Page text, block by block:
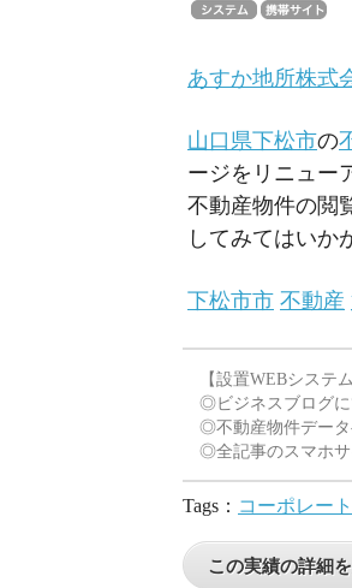
あすか地所株式
山口県下松市の
ージをリニュー
不動産物件の閲
してみてはいか
下松市市 不動産
【設置WEBシステ
◎ビジネスブログ
◎不動産物件デー
◎全記事のスマホ
Tags： コーポレー
この実績の詳細